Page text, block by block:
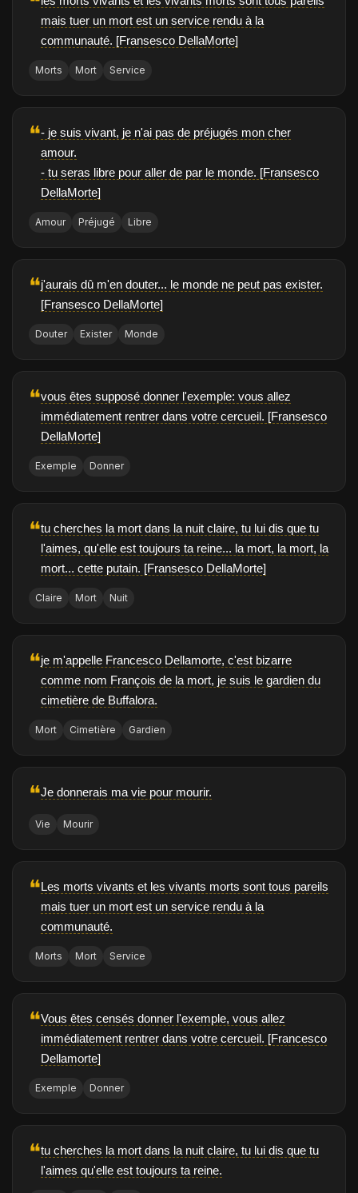
mais tuer un mort est un service rendu à la
communauté. [Fransesco DellaMorte]
Morts Mort Service
❝- je suis vivant, je n'ai pas de préjugés mon cher
amour.
- tu seras libre pour aller de par le monde. [Fransesco
DellaMorte]
Amour Préjugé Libre
❝j'aurais dû m'en douter... le monde ne peut pas exister.
[Fransesco DellaMorte]
Douter Exister Monde
❝vous êtes supposé donner l'exemple: vous allez
immédiatement rentrer dans votre cercueil. [Fransesco
DellaMorte]
Exemple Donner
❝tu cherches la mort dans la nuit claire, tu lui dis que tu
l'aimes, qu'elle est toujours ta reine... la mort, la mort, la
mort... cette putain. [Fransesco DellaMorte]
Claire Mort Nuit
❝je m'appelle Francesco Dellamorte, c'est bizarre
comme nom François de la mort, je suis le gardien du
cimetière de Buffalora.
Mort Cimetière Gardien
❝Je donnerais ma vie pour mourir.
Vie Mourir
❝Les morts vivants et les vivants morts sont tous pareils
mais tuer un mort est un service rendu à la
communauté.
Morts Mort Service
❝Vous êtes censés donner l'exemple, vous allez
immédiatement rentrer dans votre cercueil. [Francesco
Dellamorte]
Exemple Donner
❝tu cherches la mort dans la nuit claire, tu lui dis que tu
l'aimes qu'elle est toujours ta reine.